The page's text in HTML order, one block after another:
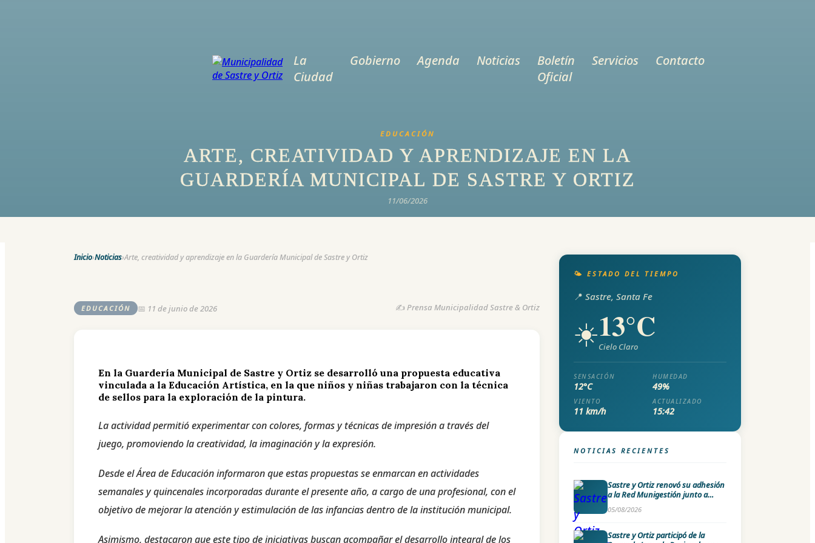
La
Ciudad
Gobierno Agenda Noticias
Boletín
Oficial
Servicios Contacto
EDUCACIÓN
ARTE, CREATIVIDAD Y APRENDIZAJE EN LA
GUARDERÍA MUNICIPAL DE SASTRE Y ORTIZ
11/06/2026
Inicio›Noticias›Arte, creatividad y aprendizaje en la Guardería Municipal de Sastre y Ortiz
EDUCACIÓN 📅 11 de junio de 2026 ✍️ Prensa Municipalidad Sastre & Ortiz
En la Guardería Municipal de Sastre y Ortiz se desarrolló una propuesta educativa
vinculada a la Educación Artística, en la que niños y niñas trabajaron con la técnica
de sellos para la exploración de la pintura.
La actividad permitió experimentar con colores, formas y técnicas de impresión a través del
juego, promoviendo la creatividad, la imaginación y la expresión.
Desde el Área de Educación informaron que estas propuestas se enmarcan en actividades
semanales y quincenales incorporadas durante el presente año, a cargo de una profesional, con el
objetivo de mejorar la atención y estimulación de las infancias dentro de la institución municipal.
Asimismo, destacaron que este tipo de iniciativas buscan acompañar el desarrollo integral de los
🌤️ ESTADO DEL TIEMPO
📍 Sastre, Santa Fe
☀️13°C
Cielo Claro
SENSACIÓN
12°C
HUMEDAD
49%
VIENTO
11 km/h
ACTUALIZADO
15:42
NOTICIAS RECIENTES
Sastre y Ortiz renovó su adhesión
a la Red Munigestión junto a
05/08/2026
Sastre y Ortiz participó de la